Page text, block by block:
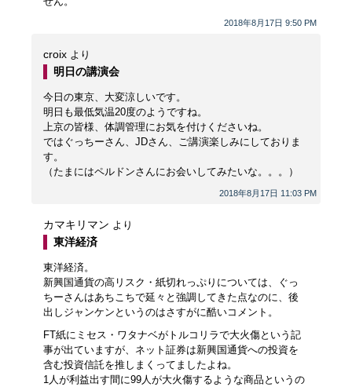
2018年8月17日 9:50 PM
croix より
2018年8月17日 11:03 PM
明日の講演会
今日の東京、大変涼しいです。
明日も最低気温20度のようですね。
上京の皆様、体調管理にお気を付けくださいね。
ではぐっちーさん、JDさん、ご講演楽しみにしておりま
す。
（たまにはペルドンさんにお会いしてみたいな。。。）
カマキリマン より
東洋経済
東洋経済。
新興国通貨の高リスク・紙切れっぷりについては、ぐっ
ちーさんはあちこちで延々と強調してきた点なのに、後
出しジャンケンというのはさすがに酷いコメント。
FT紙にミセス・ワタナベがトルコリラで大火傷という記
事が出ていますが、ネット証券は新興国通貨への投資を
含む投資信託を推しまくってましたよね。
1人が利益出す間に99人が大火傷するような商品というの